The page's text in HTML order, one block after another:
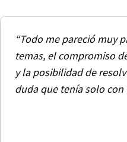
“Todo me pareció muy
temas, el compromiso
y la posibilidad de
duda que tenía solo con